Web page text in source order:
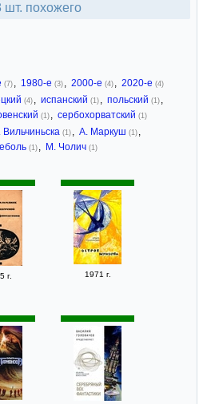
похожего
(7) , 1980-е (3) , 2000-е (4) , 2020-е (4)
(4) , испанский (1) , польский (1) ,
(1) , сербохорватский (1)
Вильчиньска (1) , А. Маркуш (1) ,
(1) , М. Чолич (1)
г. 1971 г.